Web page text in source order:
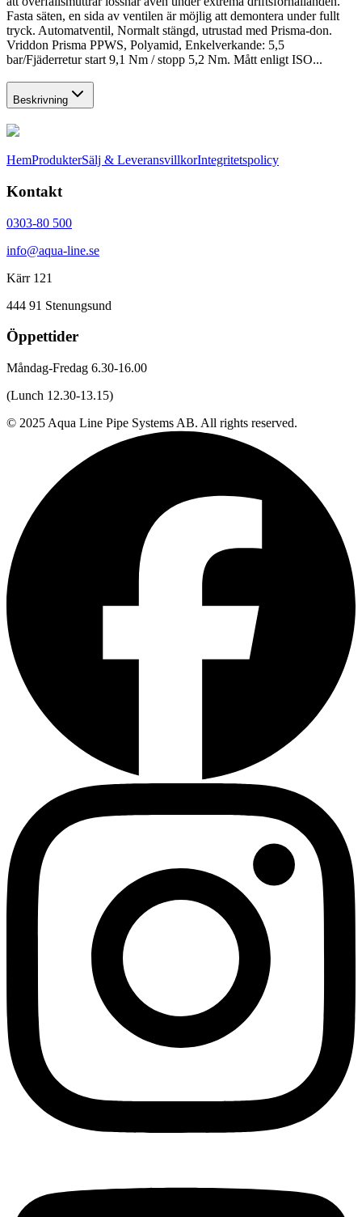
Fasta säten, en sida av ventilen är möjlig att demontera under fullt
tryck. Automatventil, Normalt stängd, utrustad med Prisma-don.
Vriddon Prisma PPWS, Polyamid, Enkelverkande: 5,5
bar/Fjäderretur start 9,1 Nm / stopp 5,2 Nm. Mått enligt ISO...
Beskrivning
HemProdukterSälj & LeveransvillkorIntegritetspolicy
Kontakt
0303-80 500
info@aqua-line.se
Kärr 121
444 91 Stenungsund
Öppettider
Måndag-Fredag 6.30-16.00
(Lunch 12.30-13.15)
© 2025 Aqua Line Pipe Systems AB. All rights reserved.